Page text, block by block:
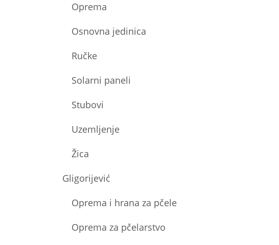
Oprema
Osnovna jedinica
Ručke
Solarni paneli
Stubovi
Uzemljenje
Žica
Gligorijević
Oprema i hrana za pčele
Oprema za pčelarstvo